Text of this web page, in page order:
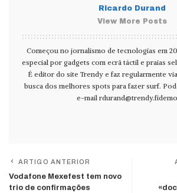
Ricardo Durand
View More Posts
Começou no jornalismo de tecnologias em
especial por gadgets com ecrã táctil e praias
É editor do site Trendy e faz regularmente
busca dos melhores spots para fazer surf.
e-mail
ARTIGO ANTERIOR
Vodafone Mexefest tem novo
trio de confirmações